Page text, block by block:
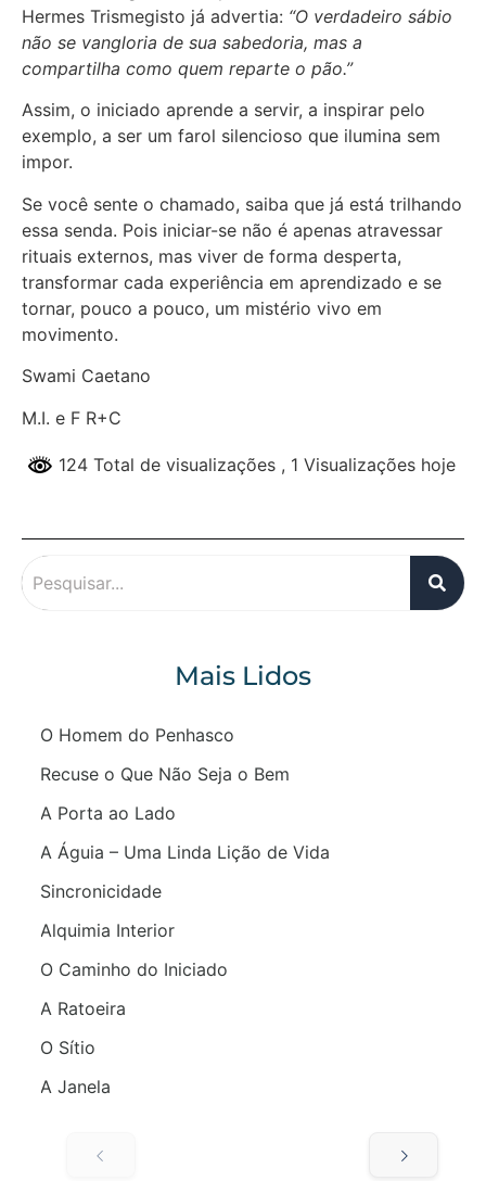
Hermes Trismegisto já advertia: “O verdadeiro sábio
não se vangloria de sua sabedoria, mas a
compartilha como quem reparte o pão.”
Assim, o iniciado aprende a servir, a inspirar pelo
exemplo, a ser um farol silencioso que ilumina sem
impor.
Se você sente o chamado, saiba que já está trilhando
essa senda. Pois iniciar-se não é apenas atravessar
rituais externos, mas viver de forma desperta,
transformar cada experiência em aprendizado e se
tornar, pouco a pouco, um mistério vivo em
movimento.
Swami Caetano
M.I. e F R+C
124 Total de visualizações , 1 Visualizações hoje
Mais Lidos
O Homem do Penhasco
Recuse o Que Não Seja o Bem
A Porta ao Lado
A Águia – Uma Linda Lição de Vida
Sincronicidade
Alquimia Interior
O Caminho do Iniciado
A Ratoeira
O Sítio
A Janela